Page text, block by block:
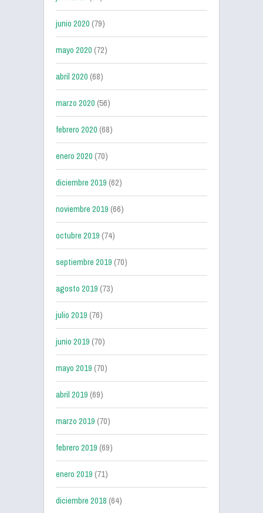
junio 2020(79)
mayo 2020(72)
abril 2020(68)
marzo 2020(56)
febrero 2020(68)
enero 2020(70)
diciembre 2019(62)
noviembre 2019(66)
octubre 2019(74)
septiembre 2019(70)
agosto 2019(73)
julio 2019(76)
junio 2019(70)
mayo 2019(70)
abril 2019(69)
marzo 2019(70)
febrero 2019(69)
enero 2019(71)
diciembre 2018(64)